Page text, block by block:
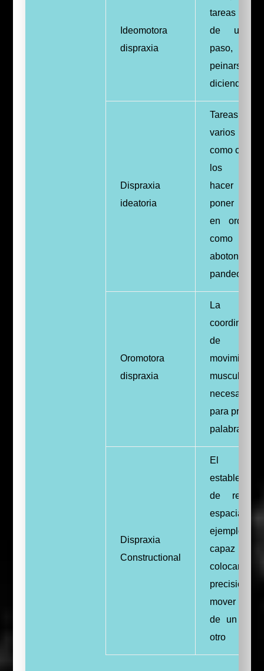
Ideomotora
dispraxia
tareas
de un
paso,
diciendo
Dispraxia
ideatoria
Tareas
varios
como
los
hacer la
poner la
en orden,
como
abotonarse
pandeo
Oromotora
dispraxia
La
coordinación
de
movimientos
musculares
necesarios
para
palabras
Dispraxia
Constructional
El
de
espaciales,
ejemplo,
capaz
colocar
mover
de un
otro